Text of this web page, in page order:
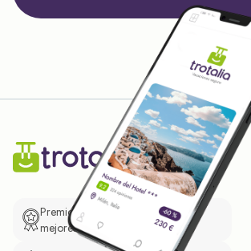
Premio de El Confidencial a las
mejores prácticas empresariales.